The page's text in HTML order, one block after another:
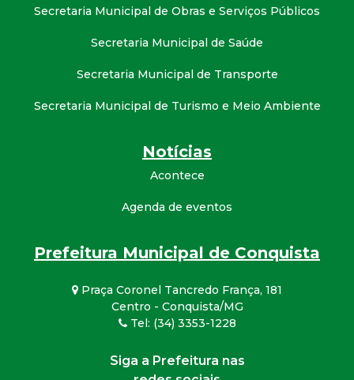
Secretaria Municipal de Obras e Serviços Públicos
Secretaria Municipal de Saúde
Secretaria Municipal de Transporte
Secretaria Municipal de Turismo e Meio Ambiente
Notícias
Acontece
Agenda de eventos
Prefeitura Municipal de Conquista
Praça Coronel Tancredo França, 181
Centro - Conquista/MG
Tel: (34) 3353-1228
Siga a Prefeitura nas